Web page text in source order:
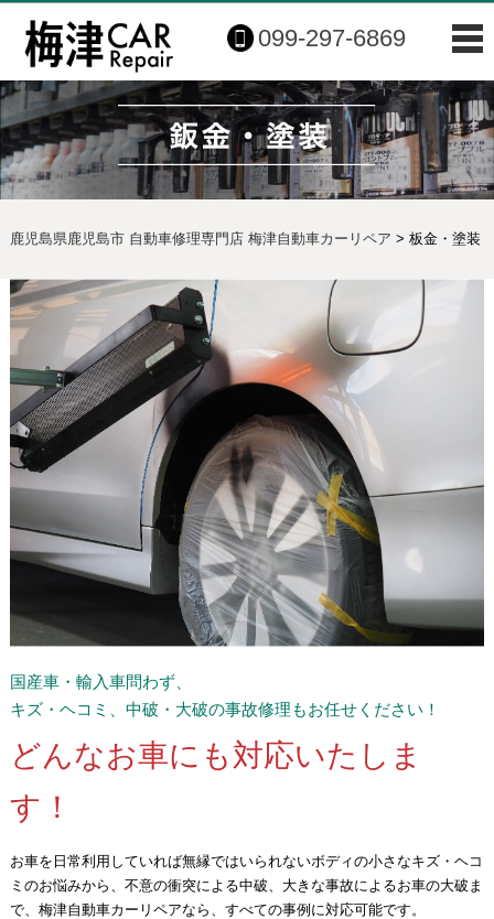
099-297-6869
鹿児島県鹿児島市 自動車修理専門店 梅津自動車カーリペア > 板金・塗装
国産車・輸入車問わず、
キズ・ヘコミ、中破・大破の事故修理もお任せください！
どんなお車にも対応いたしま
す！
お車を日常利用していれば無縁ではいられないボディの小さなキズ・ヘコ
ミのお悩みから、不意の衝突による中破、大きな事故によるお車の大破ま
で、梅津自動車カーリペアなら、すべての事例に対応可能です。